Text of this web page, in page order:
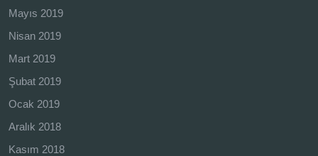
Mayıs 2019
Nisan 2019
Mart 2019
Şubat 2019
Ocak 2019
Aralık 2018
Kasım 2018